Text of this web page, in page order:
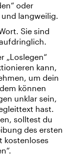
oder
und langweilig.
Sie sind
„Loslegen“
kann,
um dein
können
unklar sein,
hast.
solltest du
des ersten
kostenloses